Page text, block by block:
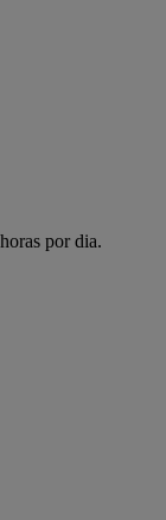
por dia.